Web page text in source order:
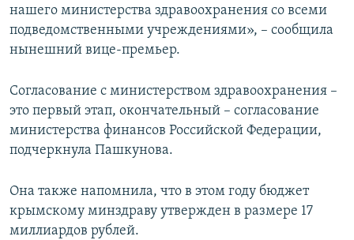
нашего министерства здравоохранения со всеми
подведомственными учреждениями», – сообщила
нынешний вице-премьер.
Согласование с министерством здравоохранения –
это первый этап, окончательный – согласование
министерства финансов Российской Федерации,
подчеркнула Пашкунова.
Она также напомнила, что в этом году бюджет
крымскому минздраву утвержден в размере 17
миллиардов рублей.